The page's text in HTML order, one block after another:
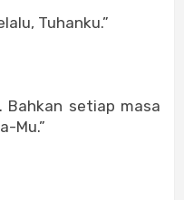
Tuhanku.”
Bahkan setiap masa
Mu.”